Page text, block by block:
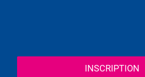
INSCRIPTION